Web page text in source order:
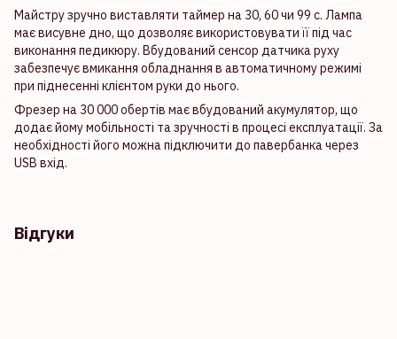
Майстру зручно виставляти таймер на 30, 60 чи 99 с. Лампа
має висувне дно, що дозволяє використовувати її під час
виконання педикюру. Вбудований сенсор датчика руху
забезпечує вмикання обладнання в автоматичному режимі
при піднесенні клієнтом руки до нього.
Фрезер на 30 000 обертів має вбудований акумулятор, що
додає йому мобільності та зручності в процесі експлуатації. За
необхідності його можна підключити до павербанка через
USB вхід.
Відгуки